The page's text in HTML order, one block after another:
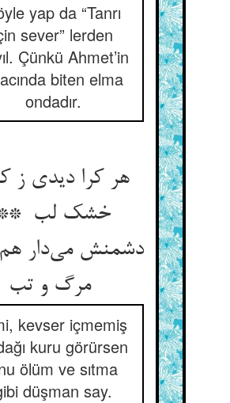
yap da “Tanrı
sever” lerden
Çünkü Ahmet’in
biten elma
ondadır.
هر کرا دیدی ز
خشک لب
دشمنش می‌دار
مرگ و تب
kevser içmemiş
kuru görürsen
ölüm ve sıtma
düşman say.